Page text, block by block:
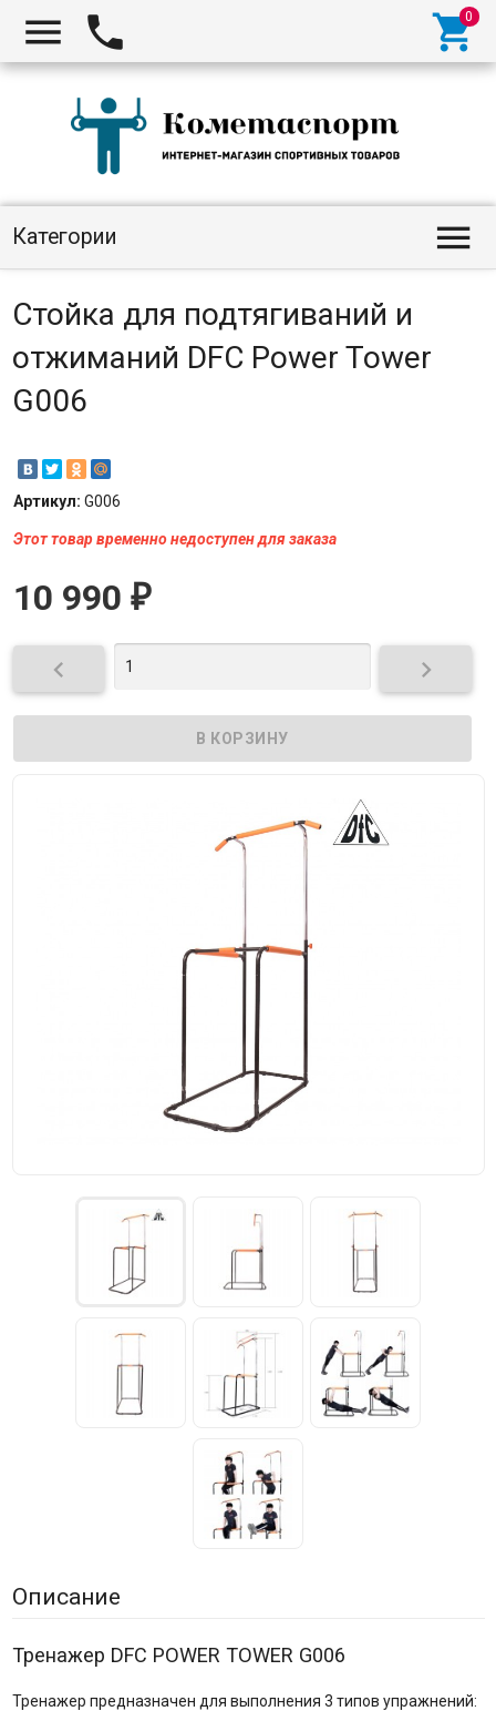
  
Категории 
Стойка для подтягиваний и
отжиманий DFC Power Tower
G006
Артикул: G006
Этот товар временно недоступен для заказа
10 990 ₽
 
Описание
Тренажер DFC POWER TOWER G006
Тренажер предназначен для выполнения 3 типов упражнений: